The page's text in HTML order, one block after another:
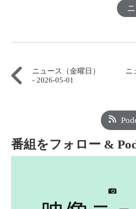
ニュース（金曜日）
- 2026-05-01
ニ
番組をフォロー &